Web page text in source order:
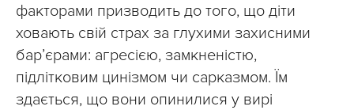
факторами призводить до того, що діти
ховають свій страх за глухими захисними
бар’єрами: агресією, замкненістю,
підлітковим цинізмом чи сарказмом. Їм
здається, що вони опинилися у вирі